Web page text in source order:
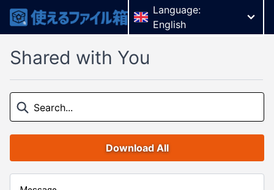
Language:
English
Shared with You
Download All